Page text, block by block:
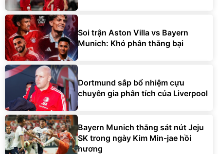
Soi trận Aston Villa vs Bayern
Munich: Khó phân thắng bại
Dortmund sắp bổ nhiệm cựu
chuyên gia phân tích của Liverpool
Bayern Munich thắng sát nút Jeju
SK trong ngày Kim Min-jae hồi
hương